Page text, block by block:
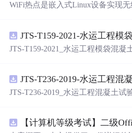
WiFi热点是嵌入式Linux设备实现
q）及iptables网络地址转换等核心
M平台如Jetson TK1上，该过程尤
入理解nl80211接口、udev设备绑定
同等底层原
JTS-T159-2021_水运工程模袋混凝
JTS-T236-2019_水运工程混凝土试